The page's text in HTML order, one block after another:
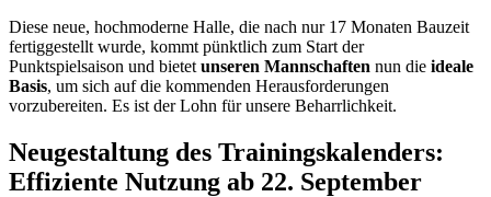
Diese neue, hochmoderne Halle, die nach nur 17 Monaten Bauzeit
fertiggestellt wurde, kommt pünktlich zum Start der
Punktspielsaison und bietet unseren Mannschaften nun die ideale
Basis, um sich auf die kommenden Herausforderungen
vorzubereiten. Es ist der Lohn für unsere Beharrlichkeit.
Neugestaltung des Trainingskalenders:
Effiziente Nutzung ab 22. September